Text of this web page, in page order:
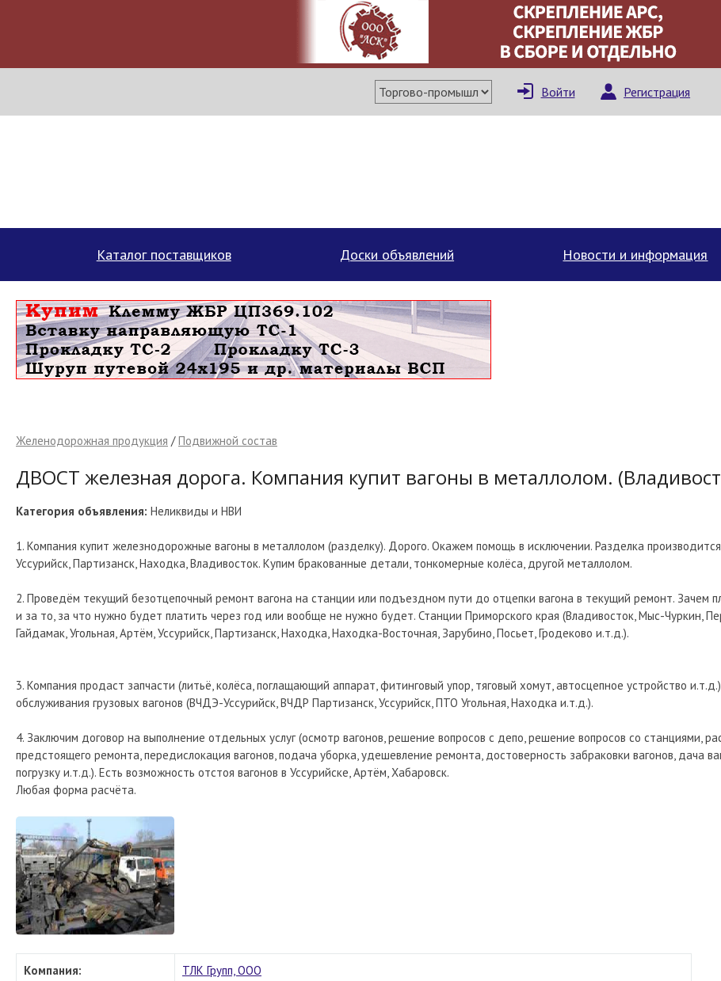
Войти Регистрация
Каталог поставщиков Доски объявлений Новости и информация
Желенодорожная продукция /Подвижной состав
ДВОСТ железная дорога. Компания купит вагоны в металлолом.
Категория объявления: Неликвиды и НВИ
1. Компания купит железнодорожные вагоны в металлолом (разделку). Дорого. Окажем помощь в исключении. Разделка
Уссурийск, Партизанск, Находка, Владивосток. Купим бракованные детали, тонкомерные колёса, другой металлолом.
2. Проведём текущий безотцепочный ремонт вагона на станции или подъездном пути до отцепки вагона в текущий ремонт. Зачем
и за то, за что нужно будет платить через год или вообще не нужно будет. Станции Приморского края (Владивосток, Мыс-Чуркин,
Гайдамак, Угольная, Артём, Уссурийск, Партизанск, Находка, Находка-Восточная, Зарубино, Посьет, Гродеково и.т.д.).
3. Компания продаст запчасти (литьё, колёса, поглащающий аппарат, фитинговый упор, тяговый хомут, автосцепное устройство
обслуживания грузовых вагонов (ВЧДЭ-Уссурийск, ВЧДР Партизанск, Уссурийск, ПТО Угольная, Находка и.т.д.).
4. Заключим договор на выполнение отдельных услуг (осмотр вагонов, решение вопросов с депо, решение вопросов со станциями,
предстоящего ремонта, передислокация вагонов, подача уборка, удешевление ремонта, достоверность забраковки вагонов, дача
погрузку и.т.д.). Есть возможность отстоя вагонов в Уссурийске, Артём, Хабаровск.
Любая форма расчёта.
× Написать поставщику
Отмена Отправить сообщение
Компания: ТЛК Групп, ООО